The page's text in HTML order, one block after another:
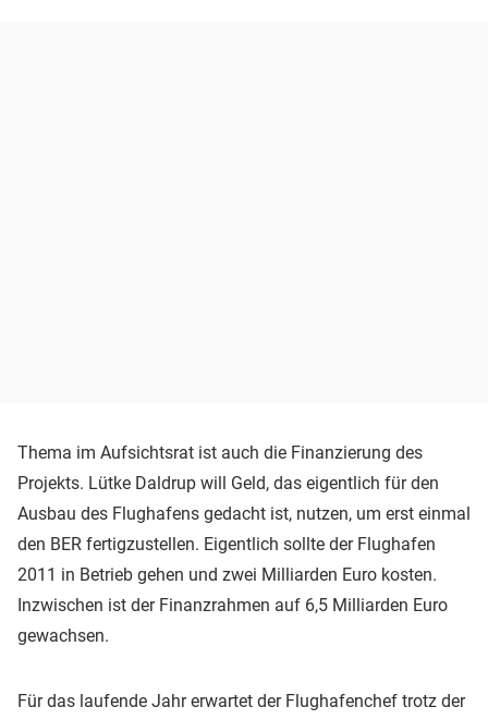
Thema im Aufsichtsrat ist auch die Finanzierung des
Projekts. Lütke Daldrup will Geld, das eigentlich für den
Ausbau des Flughafens gedacht ist, nutzen, um erst einmal
den BER fertigzustellen. Eigentlich sollte der Flughafen
2011 in Betrieb gehen und zwei Milliarden Euro kosten.
Inzwischen ist der Finanzrahmen auf 6,5 Milliarden Euro
gewachsen.
Für das laufende Jahr erwartet der Flughafenchef trotz der